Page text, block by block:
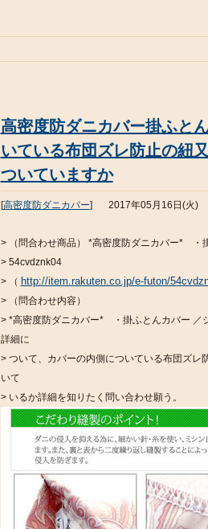
高密度防ダニカバー掛ふと
いている布団ズレ防止の紐
ついていますか
[高密度防ダニカバー] 2017年05月16日(火)
> （問合わせ商品） *高密度防ダニカバー* ・
> 54cvdznk04
> （ http://item.rakuten.co.jp/e-futon/
> （問合わせ内容）
> *高密度防ダニカバー* ・掛ふとんカバー
詳細に
> ついて、カバーの内側についている布団ズレ
いて
> いるか詳細を知りたく問い合わせ願う。